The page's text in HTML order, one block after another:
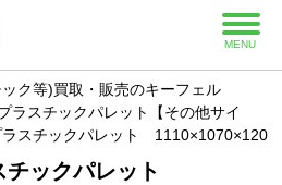
MENU
ク等)買取・販売のキーフェル
ラスチックパレット【その他サイ
スチックパレット 1110×1070×120
ックパレット